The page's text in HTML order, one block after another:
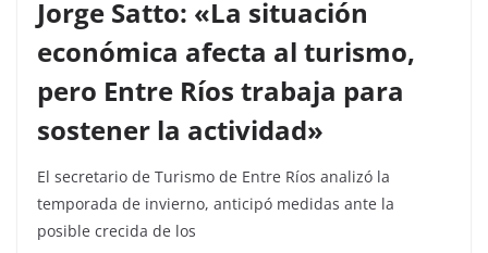
Jorge Satto: «La situación
económica afecta al turismo,
pero Entre Ríos trabaja para
sostener la actividad»
El secretario de Turismo de Entre Ríos analizó la
temporada de invierno, anticipó medidas ante la
posible crecida de los